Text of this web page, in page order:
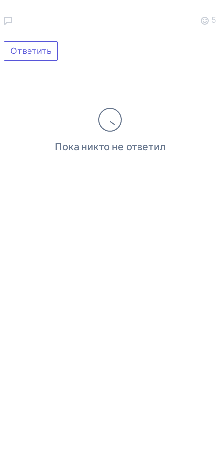
5
Ответить
Пока никто не ответил